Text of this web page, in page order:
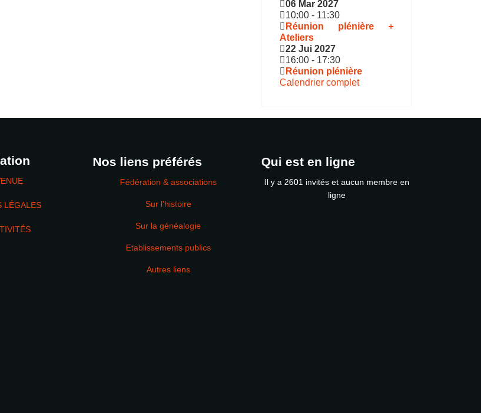
06 Mar 2027
10:00 - 11:30
Réunion plénière +
Ateliers
22 Jui 2027
16:00 - 17:30
Réunion plénière
Calendrier complet
LÉGALES
Nos liens préférés
Fédération & associations
Sur l'histoire
Sur la généalogie
Etablissements publics
Autres liens
Qui est en ligne
Il y a 2601 invités et aucun membre en
ligne